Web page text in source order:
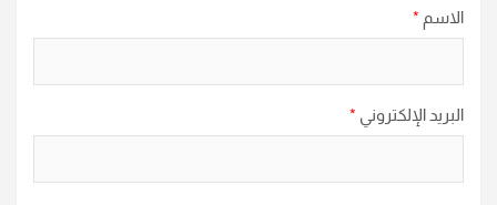
الاسم *
البريد الإلكتروني *